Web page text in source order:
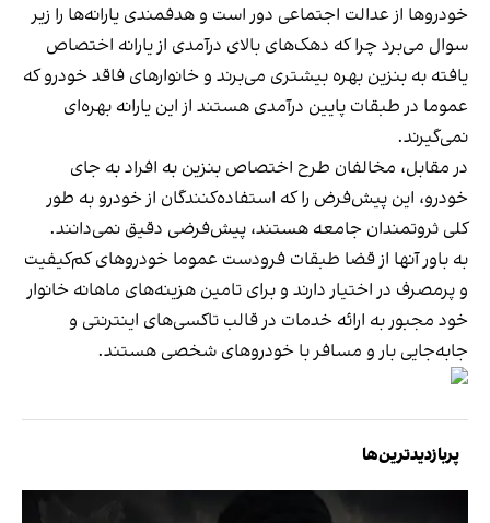
خودروها از عدالت اجتماعی دور است و هدفمندی یارانه‌ها را زیر
سوال می‌برد چرا که دهک‌های بالای درآمدی از یارانه اختصاص
یافته به بنزین بهره بیشتری می‌برند و خانوارهای فاقد خودرو که
عموما در طبقات پایین درآمدی هستند از این یارانه بهره‌ای
نمی‌‌گیرند.
در مقابل، مخالفان طرح اختصاص بنزین به افراد به جای
خودرو، این پیش‌فرض را که استفاده‌کنندگان از خودرو به طور
کلی ثروتمندان جامعه هستند، پیش‌فرضی دقیق نمی‌دانند.
به باور آنها از قضا طبقات فرودست عموما خودروهای کم‌کیفیت
و پرمصرف در اختیار دارند و برای تامین هزینه‌های ماهانه خانوار
خود مجبور به ارائه خدمات در قالب تاکسی‌های اینترنتی و
جابه‌جایی بار و مسافر با خودروهای شخصی هستند.
پربازدیدترین‌ها